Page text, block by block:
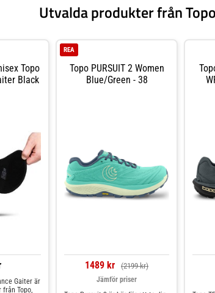
Utvalda produkter från
Topo
Black
Gaiter är
från Topo,
Topo PURSUIT 2 Women
Blue/Green - 38
REA
1489 kr (2199 kr)
Jämför priser